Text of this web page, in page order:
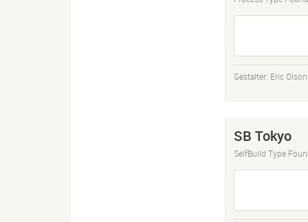
Gestalter: Eric Olson
SB Tokyo
SelfBuild Type